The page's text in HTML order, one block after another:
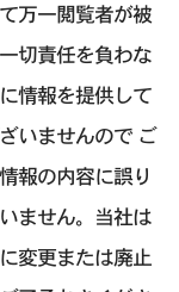
万一閲覧者が被
切責任を負わな
情報を提供して
いませんので ご
報の内容に誤り
ません。当社は
変更または廃止